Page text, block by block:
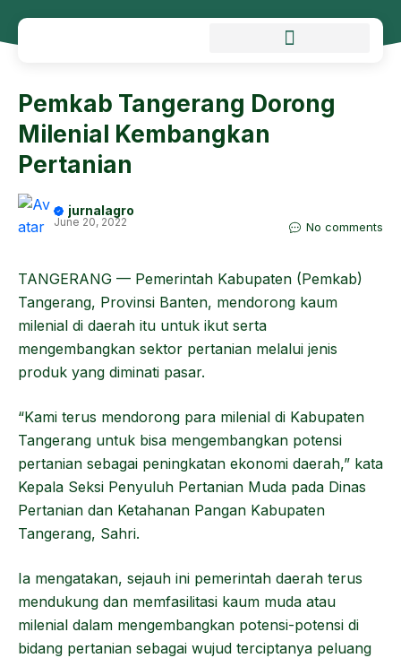
Pemkab Tangerang Dorong
Milenial Kembangkan
Pertanian
jurnalagro
June 20, 2022 No comments
TANGERANG — Pemerintah Kabupaten (Pemkab)
Tangerang, Provinsi Banten, mendorong kaum
milenial di daerah itu untuk ikut serta
mengembangkan sektor pertanian melalui jenis
produk yang diminati pasar.
“Kami terus mendorong para milenial di Kabupaten
Tangerang untuk bisa mengembangkan potensi
pertanian sebagai peningkatan ekonomi daerah,” kata
Kepala Seksi Penyuluh Pertanian Muda pada Dinas
Pertanian dan Ketahanan Pangan Kabupaten
Tangerang, Sahri.
Ia mengatakan, sejauh ini pemerintah daerah terus
mendukung dan memfasilitasi kaum muda atau
milenial dalam mengembangkan potensi-potensi di
bidang pertanian sebagai wujud terciptanya peluang